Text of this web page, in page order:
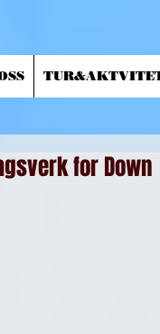
for Down